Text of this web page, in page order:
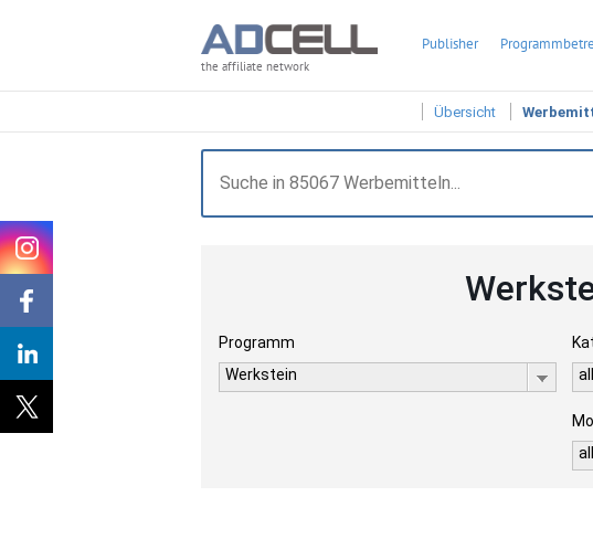
the affiliate network
Publisher
Übersicht
Programm
Werkstein